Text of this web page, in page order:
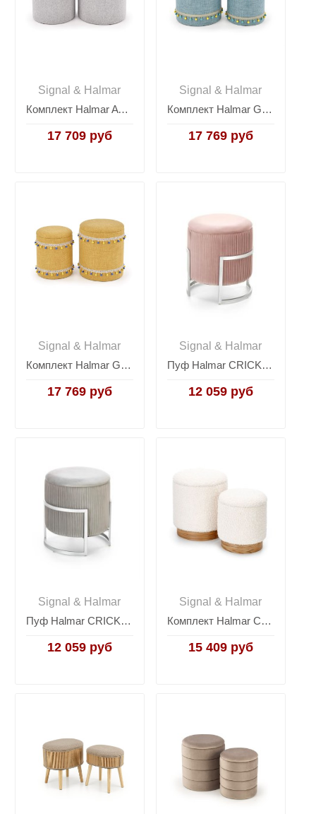
Signal & Halmar
Комплект Halmar AVIKO, 2 пуфа (светло-серый)
17 709 руб
Signal & Halmar
Комплект Halmar GRADO, 2 пуфа (светло-синий)
17 769 руб
Signal & Halmar
Комплект Halmar GRADO, 2 пуфа (желтый)
17 769 руб
Signal & Halmar
Пуф Halmar CRICKET (светло-розовый/хром)
12 059 руб
Signal & Halmar
Пуф Halmar CRICKET (светло-серый/хром)
12 059 руб
Signal & Halmar
Комплект Halmar CANCUN, 2 пуфа (кремовый/натуральный)
15 409 руб